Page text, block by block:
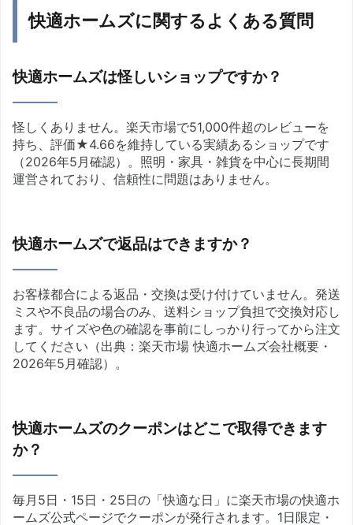
快適ホームズに関するよくある質問
快適ホームズは怪しいショップですか？
怪しくありません。楽天市場で51,000件超のレビューを
持ち、評価★4.66を維持している実績あるショップです
（2026年5月確認）。照明・家具・雑貨を中心に長期間
運営されており、信頼性に問題はありません。
快適ホームズで返品はできますか？
お客様都合による返品・交換は受け付けていません。発送
ミスや不良品の場合のみ、送料ショップ負担で交換対応し
ます。サイズや色の確認を事前にしっかり行ってから注文
してください（出典：楽天市場 快適ホームズ会社概要・
2026年5月確認）。
快適ホームズのクーポンはどこで取得できます
か？
毎月5日・15日・25日の「快適な日」に楽天市場の快適ホ
ームズ公式ページでクーポンが発行されます。1日限定・